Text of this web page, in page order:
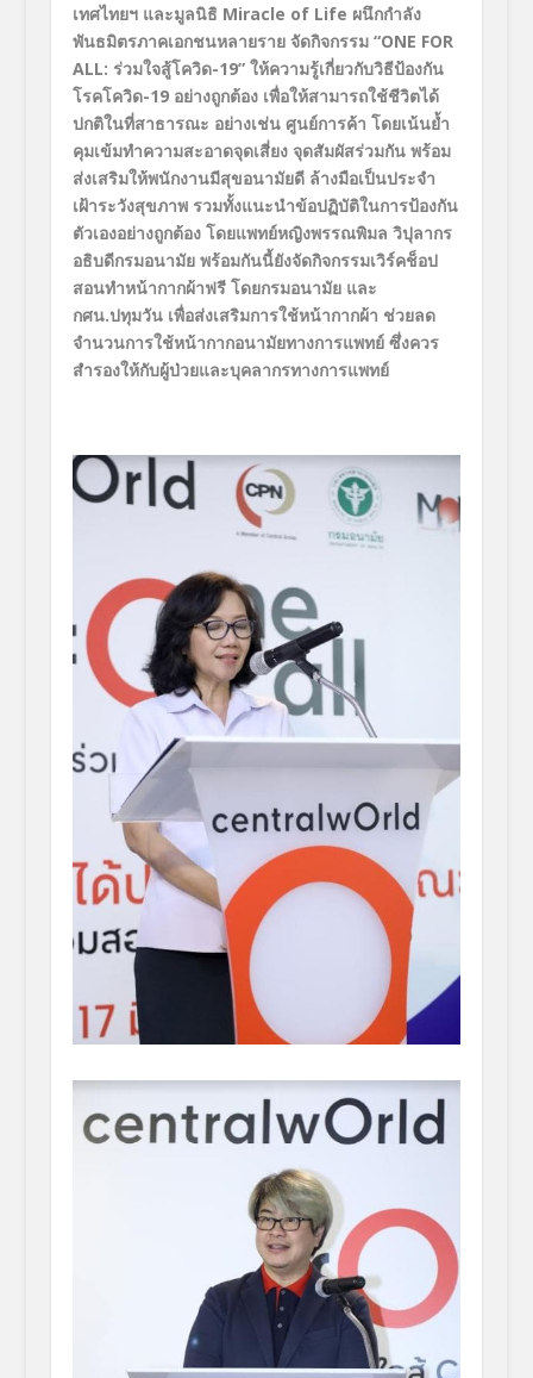
เทศไทยฯ และมูลนิธิ Miracle of Life ผนึกกำลัง
พันธมิตรภาคเอกชนหลายราย จัดกิจกรรม “ONE FOR
ALL: ร่วมใจสู้โควิด-19” ให้ความรู้เกี่ยวกับวิธีป้องกัน
โรคโควิด-19 อย่างถูกต้อง เพื่อให้สามารถใช้ชีวิตได้
ปกติในที่สาธารณะ อย่างเช่น ศูนย์การค้า โดยเน้นย้ำ
คุมเข้มทำความสะอาดจุดเสี่ยง จุดสัมผัสร่วมกัน พร้อม
ส่งเสริมให้พนักงานมีสุขอนามัยดี ล้างมือเป็นประจำ
เฝ้าระวังสุขภาพ รวมทั้งแนะนำข้อปฏิบัติในการป้องกัน
ตัวเองอย่างถูกต้อง โดยแพทย์หญิงพรรณพิมล วิปุลากร
อธิบดีกรมอนามัย พร้อมกันนี้ยังจัดกิจกรรมเวิร์คช็อป
สอนทำหน้ากากผ้าฟรี โดยกรมอนามัย และ
กศน.ปทุมวัน เพื่อส่งเสริมการใช้หน้ากากผ้า ช่วยลด
จำนวนการใช้หน้ากากอนามัยทางการแพทย์ ซึ่งควร
สำรองให้กับผู้ป่วยและบุคลากรทางการแพทย์